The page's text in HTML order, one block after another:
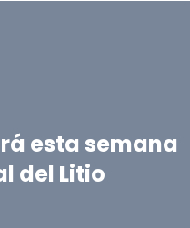
esta semana
del Litio